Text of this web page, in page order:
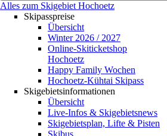
Alles zum Skigebiet Hochoetz
Skipasspreise
Übersicht
Winter 2026 / 2027
Online-Skiticketshop
Hochoetz
Happy Family Wochen
Hochoetz-Kühtai Skipass
Skigebietsinformationen
Übersicht
Live-Infos & Skigebietsnews
Skigebietsplan, Lifte & Pisten
Skibus